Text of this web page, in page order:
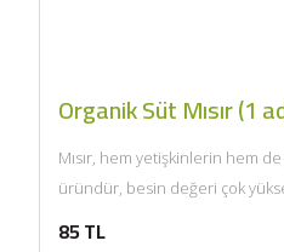
Organik Süt Mısır (1
Mısır, hem yetişkinlerin hem
üründür, besin değeri çok
85 TL